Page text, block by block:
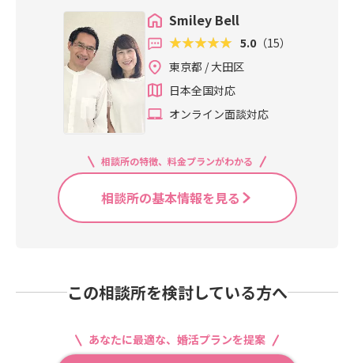
Smiley Bell
5.0 （15）
東京都 / 大田区
日本全国対応
オンライン面談対応
相談所の特徴、料金プランがわかる
相談所の基本情報を見る
この相談所を検討している方へ
あなたに最適な、婚活プランを提案